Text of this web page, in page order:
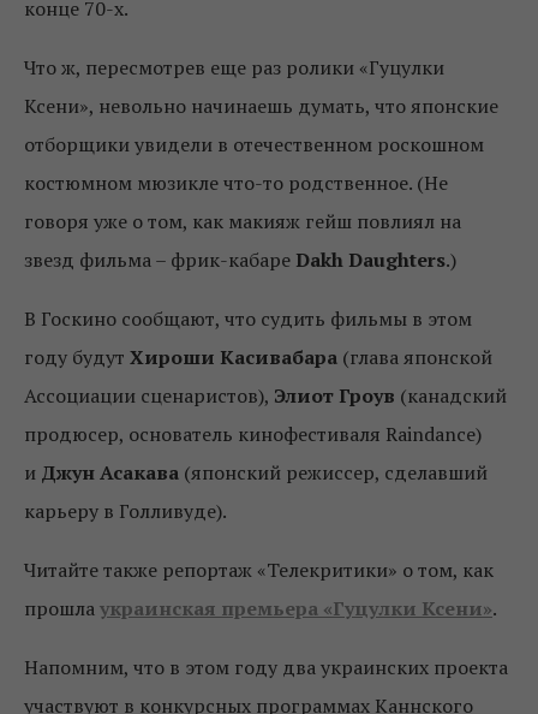
конце 70-х.
Что ж, пересмотрев еще раз ролики «Гуцулки
Ксени», невольно начинаешь думать, что японские
отборщики увидели в отечественном роскошном
костюмном мюзикле что-то родственное. (Не
говоря уже о том, как макияж гейш повлиял на
звезд фильма – фрик-кабаре Dakh Daughters.)
В Госкино сообщают, что судить фильмы в этом
году будут Хироши Касивабара (глава японской
Ассоциации сценаристов), Элиот Гроув (канадский
продюсер, основатель кинофестиваля Raindance)
и Джун Асакава (японский режиссер, сделавший
карьеру в Голливуде).
Читайте также репортаж «Телекритики» о том, как
прошлаукраинская премьера «Гуцулки Ксени».
Напомним, что в этом году два украинских проекта
участвуют в конкурсных программах Каннского